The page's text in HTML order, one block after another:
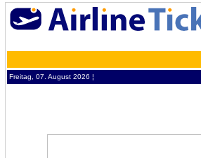
Freitag, 07. August 2026 ¦